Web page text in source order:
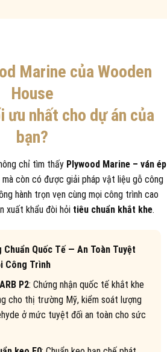
Marine của Wooden
House
ưu nhất cho dự án của
bạn?
chỉ tìm thấy Plywood Marine – ván ép
còn có được giải pháp vật liệu gỗ công
hành trọn vẹn cùng mọi công trình cao
xuất khẩu đòi hỏi tiêu chuẩn khắt khe.
Chuẩn Quốc Tế — An Toàn Tuyệt
Công Trình
P2: Chứng nhận quốc tế khắt khe
cho thị trường Mỹ, kiểm soát lượng
ở mức tuyệt đối an toàn cho sức